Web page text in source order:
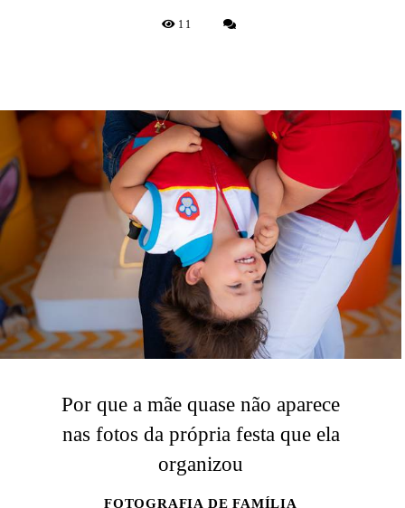
11
Por que a mãe quase não aparece
nas fotos da própria festa que ela
organizou
FOTOGRAFIA DE FAMÍLIA